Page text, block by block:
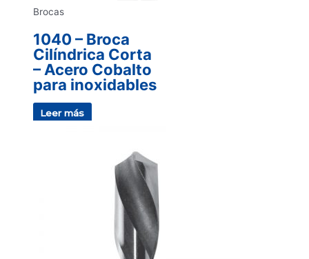
Brocas
1040 – Broca
Cilíndrica Corta
– Acero Cobalto
para inoxidables
Leer más